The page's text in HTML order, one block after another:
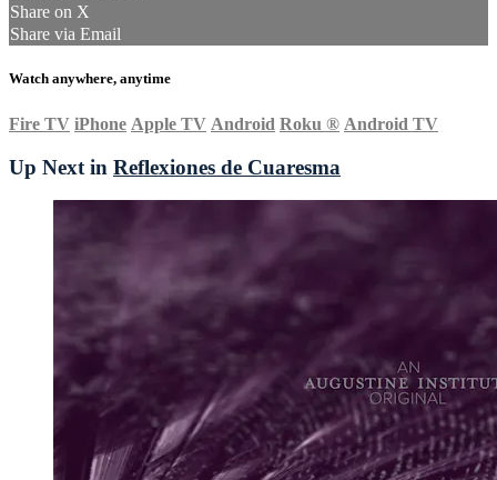
Share on X
Share via Email
Watch anywhere, anytime
Fire TV iPhone Apple TV Android Roku ® Android TV
Up Next in Reflexiones de Cuaresma